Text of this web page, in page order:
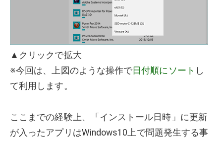
▲クリックで拡大
※今回は、上図のような操作で日付順にソート し
て利用します。
ここまでの経験上、「インストール日時」に更新
が入ったアプリはWindows10上で問題発生する事